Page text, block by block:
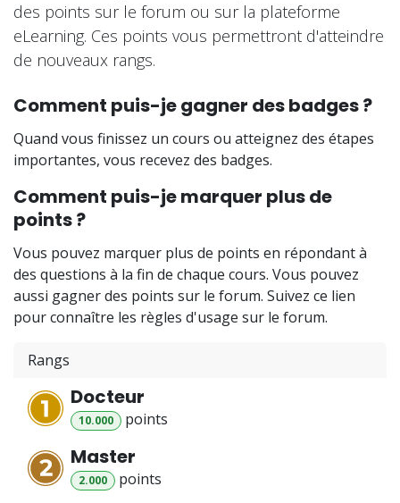
des points sur le forum ou sur la plateforme
eLearning. Ces points vous permettront d'atteindre
de nouveaux rangs.
Comment puis-je gagner des badges ?
Quand vous finissez un cours ou atteignez des étapes
importantes, vous recevez des badges.
Comment puis-je marquer plus de
points ?
Vous pouvez marquer plus de points en répondant à
des questions à la fin de chaque cours. Vous pouvez
aussi gagner des points sur le forum. Suivez ce lien
pour connaître les règles d'usage sur le forum.
Rangs
Docteur
10.000 points
Master
2.000 points